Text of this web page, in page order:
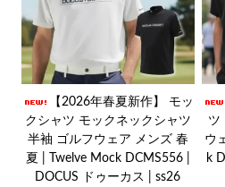
【2026年春夏新作】 モッ
クシャツ モックネックシャツ
半袖 ゴルフウェア メンズ 春
夏 | Twelve Mock DCMS556 |
DOCUS ドゥーカス | ss26
ツ
ウ
k